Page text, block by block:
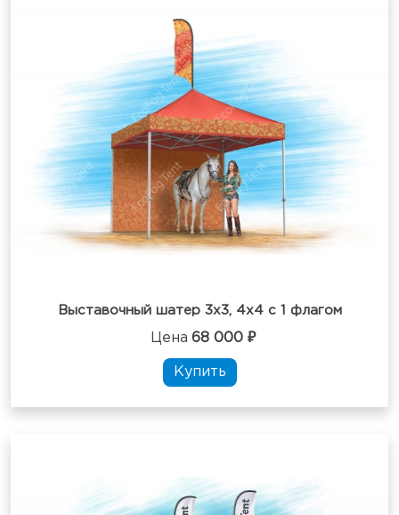
Выставочный шатер 3х3, 4х4 с 1 флагом
Цена 68 000 ₽
Купить